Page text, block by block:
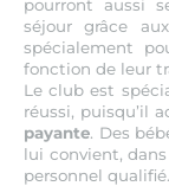
pourront aussi
séjour grâce
spécialement
fonction de leur
Le club est
réussi, puisqu’il
payante. Des
lui convient,
personnel qualifié.